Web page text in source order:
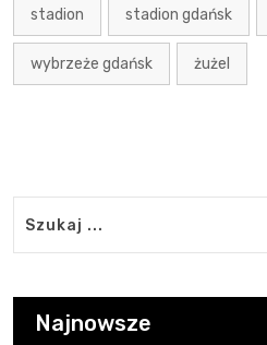
stadion stadion gdańsk
wybrzeże gdańsk żużel
Najnowsze